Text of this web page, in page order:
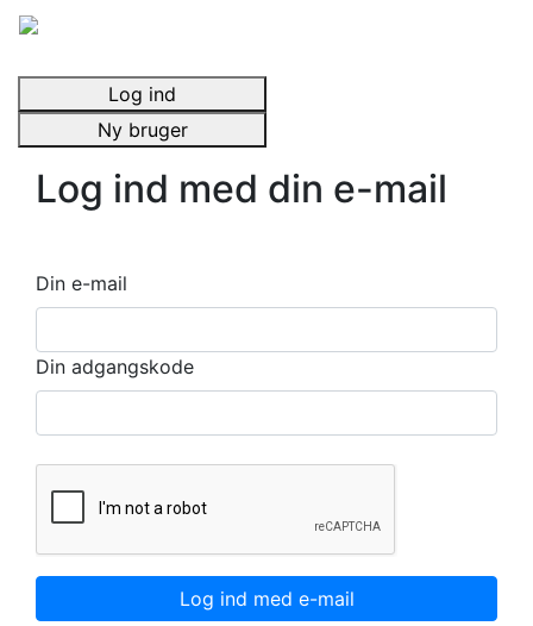
Log ind
Ny bruger
Log ind med din e-mail
Din e-mail
Din adgangskode